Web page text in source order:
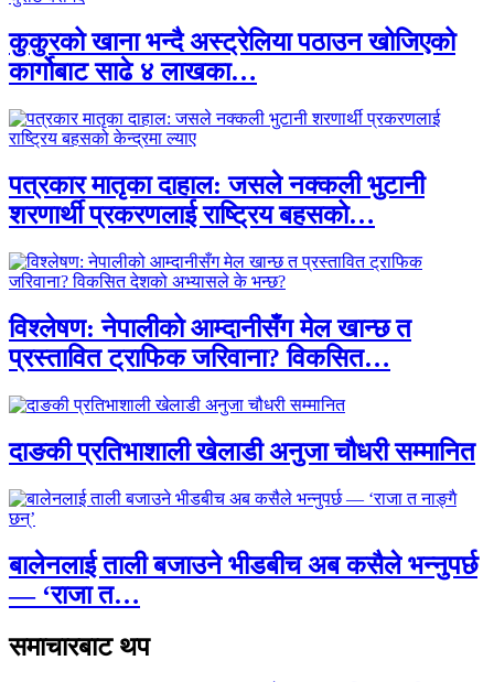
कुकुरको खाना भन्दै अस्ट्रेलिया पठाउन खोजिएको
कार्गोबाट साढे ४ लाखका…
पत्रकार मातृका दाहाल: जसले नक्कली भुटानी
शरणार्थी प्रकरणलाई राष्ट्रिय बहसको…
विश्लेषण: नेपालीको आम्दानीसँग मेल खान्छ त
प्रस्तावित ट्राफिक जरिवाना? विकसित…
दाङकी प्रतिभाशाली खेलाडी अनुजा चौधरी सम्मानित
बालेनलाई ताली बजाउने भीडबीच अब कसैले भन्नुपर्छ
— ‘राजा त…
समाचारबाट थप